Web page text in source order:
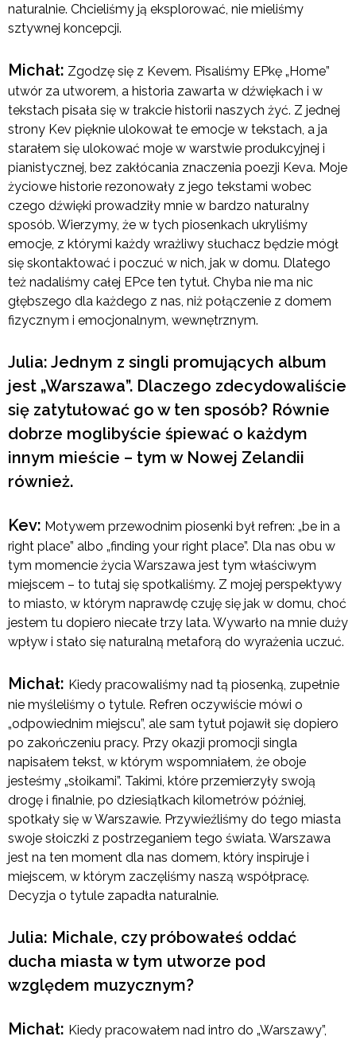
naturalnie. Chcieliśmy ją eksplorować, nie mieliśmy
sztywnej koncepcji.
Michał: Zgodzę się z Kevem. Pisaliśmy EPkę „Home”
utwór za utworem, a historia zawarta w dźwiękach i w
tekstach pisała się w trakcie historii naszych żyć. Z jednej
strony Kev pięknie ulokował te emocje w tekstach, a ja
starałem się ulokować moje w warstwie produkcyjnej i
pianistycznej, bez zakłócania znaczenia poezji Keva. Moje
życiowe historie rezonowały z jego tekstami wobec
czego dźwięki prowadziły mnie w bardzo naturalny
sposób. Wierzymy, że w tych piosenkach ukryliśmy
emocje, z którymi każdy wrażliwy słuchacz będzie mógł
się skontaktować i poczuć w nich, jak w domu. Dlatego
też nadaliśmy całej EPce ten tytuł. Chyba nie ma nic
głębszego dla każdego z nas, niż połączenie z domem
fizycznym i emocjonalnym, wewnętrznym.
Julia: Jednym z singli promujących album
jest „Warszawa”. Dlaczego zdecydowaliście
się zatytułować go w ten sposób? Równie
dobrze moglibyście śpiewać o każdym
innym mieście – tym w Nowej Zelandii
również.
Kev: Motywem przewodnim piosenki był refren: „be in a
right place” albo „finding your right place”. Dla nas obu w
tym momencie życia Warszawa jest tym właściwym
miejscem – to tutaj się spotkaliśmy. Z mojej perspektywy
to miasto, w którym naprawdę czuję się jak w domu, choć
jestem tu dopiero niecałe trzy lata. Wywarło na mnie duży
wpływ i stało się naturalną metaforą do wyrażenia uczuć.
Michał: Kiedy pracowaliśmy nad tą piosenką, zupełnie
nie myśleliśmy o tytule. Refren oczywiście mówi o
„odpowiednim miejscu”, ale sam tytuł pojawił się dopiero
po zakończeniu pracy. Przy okazji promocji singla
napisałem tekst, w którym wspomniałem, że oboje
jesteśmy „słoikami”. Takimi, które przemierzyły swoją
drogę i finalnie, po dziesiątkach kilometrów później,
spotkały się w Warszawie. Przywieźliśmy do tego miasta
swoje słoiczki z postrzeganiem tego świata. Warszawa
jest na ten moment dla nas domem, który inspiruje i
miejscem, w którym zaczęliśmy naszą współpracę.
Decyzja o tytule zapadła naturalnie.
Julia: Michale, czy próbowałeś oddać
ducha miasta w tym utworze pod
względem muzycznym?
Michał: Kiedy pracowałem nad intro do „Warszawy”,